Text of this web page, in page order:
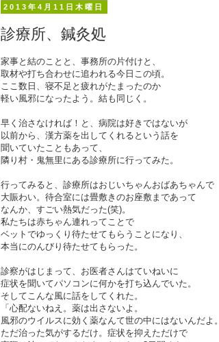
2013年4月11日木曜日
診療所、鍼灸処
家事と結のことと、事務所の片付けと、
取材や打ち合わせに追われる今日この頃。
ここ数日、寝不足と疲れがたまったのか
軽い風邪になったよう。結も同じく。
早く治さなければ！と、病院は好きではないが
以前から、漢方薬を出してくれるという話を
聞いていたこともあって、
隣り村・鬼無里にある診療所に行ってみた。
行ってみると、診療所はおじいちゃんおばあちゃんで
大賑わい。待合室には畳敷きのお座敷まであって
なんか、すごい熱気だった(笑)。
私たちは赤ちゃん連れってことで
ベットでゆっくり待たせてもらうことになり、
本当にのんびり待たせてもらった。
診察がはじまって、お医者さんはていねいに
症状を聞いてパソコンに何かを打ち込んでいた。
そしてこんな風に話をしてくれた。
「心配ないねえ。薬は出さないよ。
風邪のウイルスに効く薬なんて世の中にはないんだよ。
ただ治った気がするだけ。症状を抑えただけで